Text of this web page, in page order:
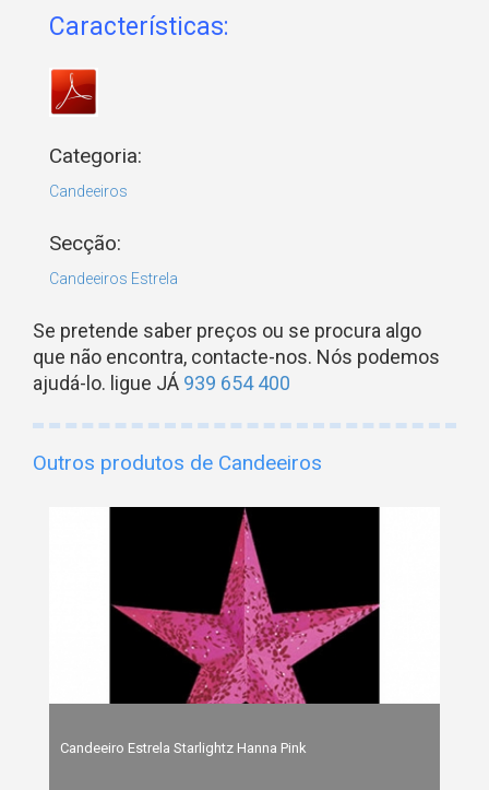
Características:
Categoria:
Candeeiros
Secção:
Candeeiros Estrela
Se pretende saber preços ou se procura algo
que não encontra, contacte-nos. Nós podemos
ajudá-lo. ligue JÁ 939 654 400
Outros produtos de Candeeiros
Candeeiro Estrela Starlightz Hanna Pink